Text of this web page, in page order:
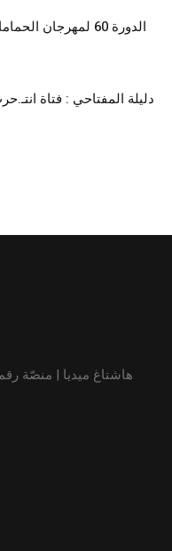
الدورة 60
دليلة المفتاحي : فتاة
هاشتاغ ميديا | منصّة